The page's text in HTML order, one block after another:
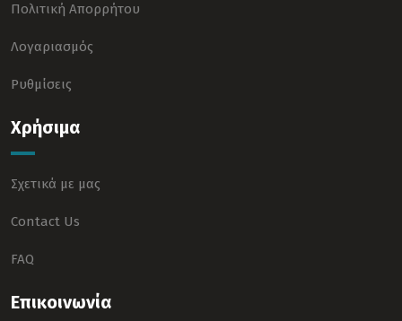
Πολιτική Απορρήτου
Λογαριασμός
Ρυθμίσεις
Χρήσιμα
Σχετικά με μας
Contact Us
FAQ
Επικοινωνία